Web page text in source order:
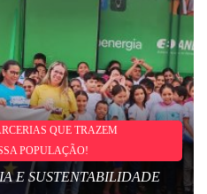
QUE TRAZEM
POPULAÇÃO!
E SUSTENTABILIDADE